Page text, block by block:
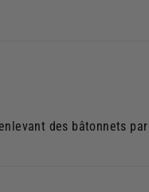
des bâtonnets